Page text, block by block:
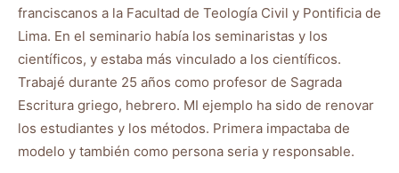
franciscanos a la Facultad de Teología Civil y Pontificia de
Lima. En el seminario había los seminaristas y los
científicos, y estaba más vinculado a los científicos.
Trabajé durante 25 años como profesor de Sagrada
Escritura griego, hebrero. MI ejemplo ha sido de renovar
los estudiantes y los métodos. Primera impactaba de
modelo y también como persona seria y responsable.